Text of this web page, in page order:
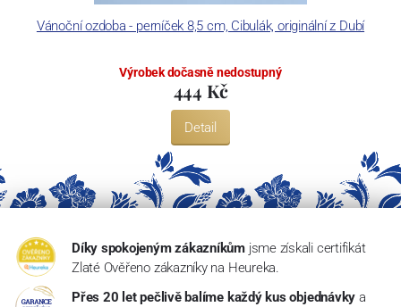
Vánoční ozdoba - perníček 8,5 cm, Cibulák, originální z Dubí
Výrobek dočasně nedostupný
444 Kč
Detail
Díky spokojeným zákazníkům jsme získali certifikát
Zlaté Ověřeno zákazníky na Heureka.
Přes 20 let pečlivě balíme každý kus objednávky a